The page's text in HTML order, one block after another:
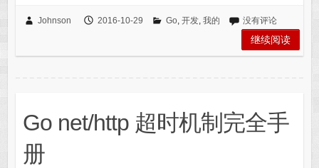
Johnson 2016-10-29 Go, 开发, 我的 没有评论
继续阅读
Go net/http 超时机制完全手
册